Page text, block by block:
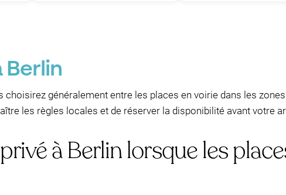
Berlin
choisirez généralement entre les places en voirie dans les
les règles locales et de réserver la disponibilité avant votre
à Berlin lorsque les